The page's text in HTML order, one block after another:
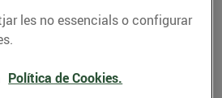
les no essencials o configurar
Política de Cookies.